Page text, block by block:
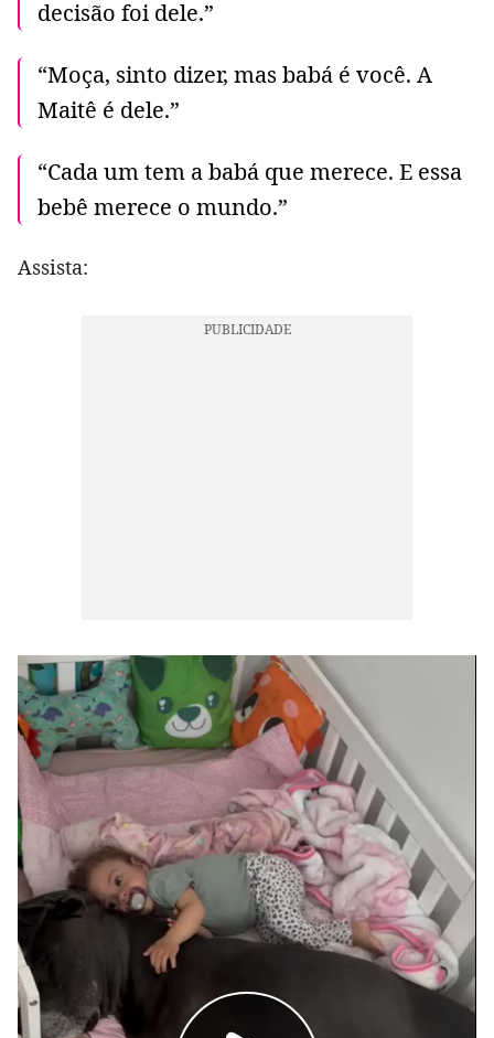
decisão foi dele.”
“Moça, sinto dizer, mas babá é você. A
Maitê é dele.”
“Cada um tem a babá que merece. E essa
bebê merece o mundo.”
Assista: